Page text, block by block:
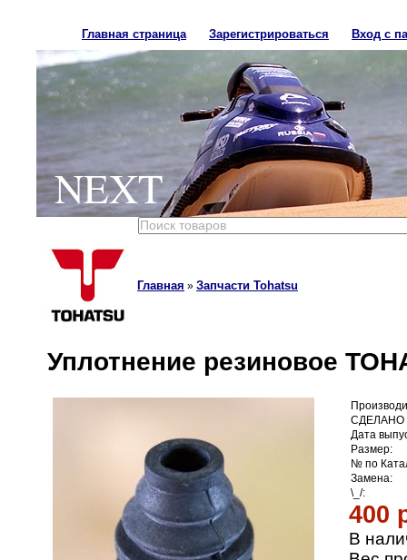
Главная страница Зарегистрироваться Вход с
NEXT
Главная » Запчасти Tohatsu
Уплотнение резиновое
СДЕЛАНО
Дата
Размер:
№ по
Замена:
\_/:
400
В